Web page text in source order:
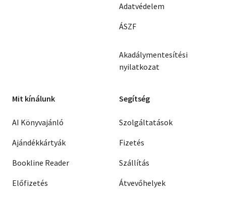
Adatvédelem
ÁSZF
Akadálymentesítési
nyilatkozat
Mit kínálunk
AI Könyvajánló
Ajándékkártyák
Bookline Reader
Előfizetés
Segítség
Szolgáltatások
Fizetés
Szállítás
Átvevőhelyek